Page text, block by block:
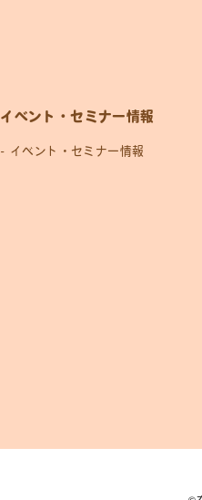
イベント・セミナー情報
イベント・セミナー情報